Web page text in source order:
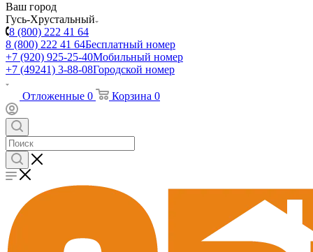
Ваш город
Гусь-Хрустальный
8 (800) 222 41 64
8 (800) 222 41 64Бесплатный номер
+7 (920) 925-25-40Мобильный номер
+7 (49241) 3-88-08Городской номер
Отложенные 0 Корзина 0